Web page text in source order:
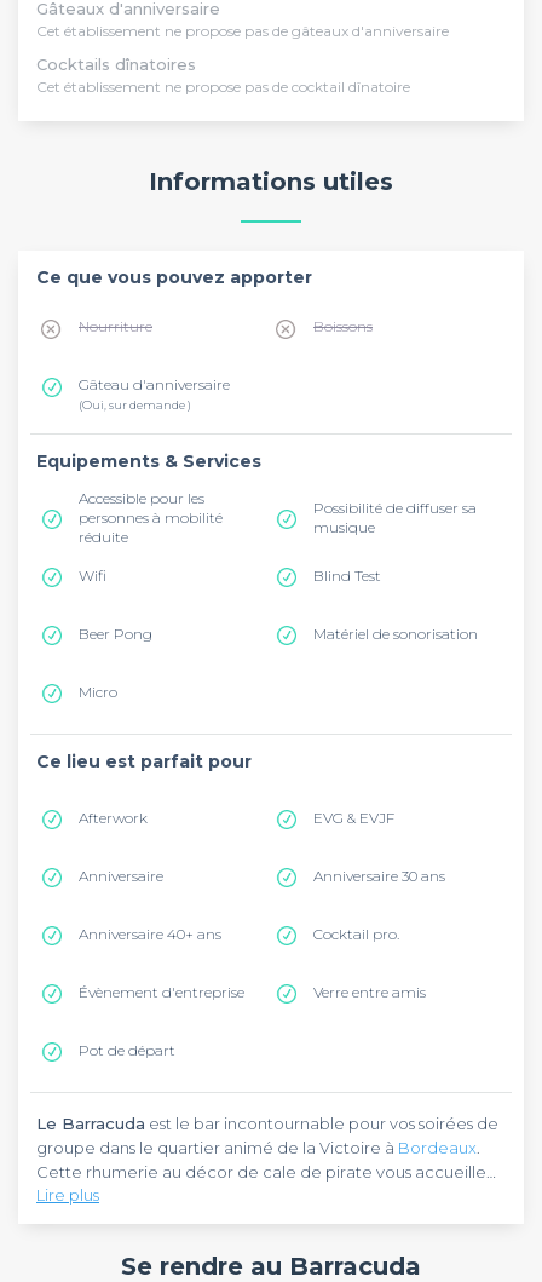
Gâteaux d'anniversaire
Cet établissement ne propose pas de gâteaux d'anniversaire
Cocktails dînatoires
Cet établissement ne propose pas de cocktail dînatoire
Informations utiles
Ce que vous pouvez apporter
Nourriture Boissons
Gâteau d'anniversaire
(Oui, sur demande )
Equipements & Services
Accessible pour les
personnes à mobilité
réduite
Possibilité de diffuser sa
musique
Wifi Blind Test
Beer Pong Matériel de sonorisation
Micro
Ce lieu est parfait pour
Afterwork EVG & EVJF
Anniversaire Anniversaire 30 ans
Anniversaire 40+ ans Cocktail pro.
Évènement d'entreprise Verre entre amis
Pot de départ
Le Barracuda est le bar incontournable pour vos soirées de
groupe dans le quartier animé de la Victoire à Bordeaux
Cette rhumerie au décor de cale de pirate vous accueille
dans une ambiance chaleureuse et décontractée, idéale
pour les afterworks, anniversaires et soirées entre amis.
Le Barracuda Bordeauxpropose une impressionnante
une équipe de barmans passionnés. Profitez de l'happy
Lire plus
Se rendre au Barracuda